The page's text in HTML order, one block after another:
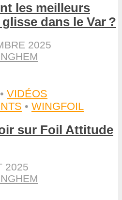
les meilleurs
dans le Var ?
2025
• VIDÉOS
• WINGFOIL
sur Foil Attitude
2025